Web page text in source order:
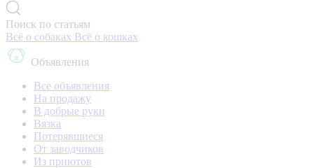
Поиск по статьям
Всё о собаках Всё о кошках
Объявления
Все объявления
На продажу
В добрые руки
Вязка
Потерявшиеся
От заводчиков
Из приютов